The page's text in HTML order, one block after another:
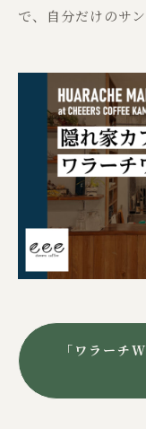
で、自分だけのサ
「ワラーチ